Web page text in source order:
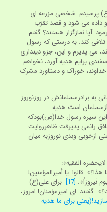
پرسیدم: شخصی مزرعه ای
او داده می شود و قصد تقرّب
آیا نمازگزار هستند؟ گفتم:
تلافی کند. به درستی که رسول
می پذیرم و این، جزو دینداری
برایم هدیه آورد، نخواهم
خوراک و دستاورد مشرک
به برادرمسلمانش در روزنوروز
است هدیه
این سیره رسول خدا(ص)بودکه
رانمی پذیرفت.ظاهرروایت
ازخوبی وبدی نوروزبه میان
قالوا: یا أمیرالمؤمنین!
نَیروزاً». [17]
برای علی(ع)
گفتند: ای امیرمؤمنان! امروز،
برای ما هدیه